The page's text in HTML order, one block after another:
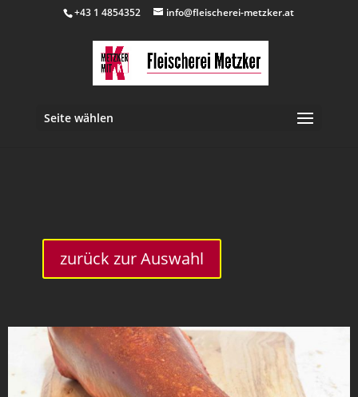
+43 1 4854352 info@fleischerei-metzker.at
Seite wählen
zurück zur Auswahl